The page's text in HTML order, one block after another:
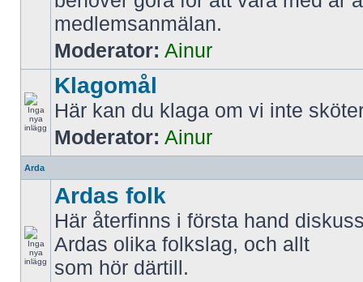
medlemsanmälan.
Moderator: Ainur
Klagomål
Här kan du klaga om vi inte
Moderator: Ainur
Arda
Ardas folk
Här återfinns i första hand
Ardas olika folkslag, och allt
som hör därtill.